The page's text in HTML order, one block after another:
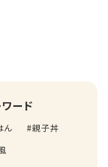
ード
ん
親子丼